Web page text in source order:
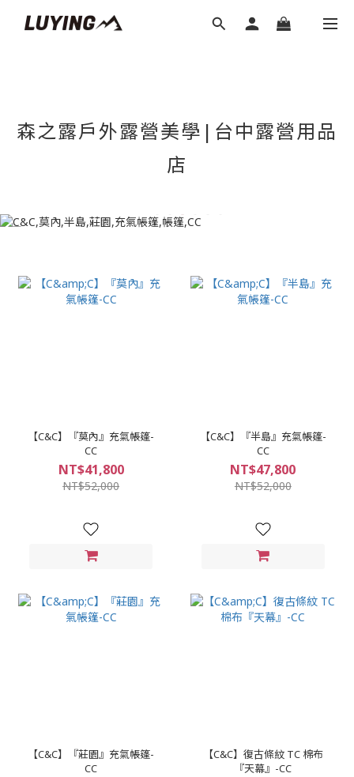
森之露戶外露營美學|台中露營用品
店
【C&C】『莫內』充氣帳篷-
CC
NT$41,800
NT$52,000
【C&C】『半島』充氣帳篷-
CC
NT$47,800
NT$52,000
【C&C】『莊園』充氣帳篷-
CC
【C&C】復古條紋 TC 棉布
『天幕』-CC